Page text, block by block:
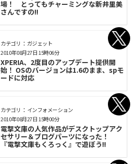
場！ とってもチャーミングな新井里美
さんですの!!
カテゴリ： ガジェット
XPERIA、2度目のアップデート提供開
始！ OSのバージョンは1.6のまま、spモ
ードに対応
2010年08月27日 15時06分
カテゴリ： インフォメーション
電撃文庫の人気作品がデスクトップアク
セサリー＆ブログパーツになった！
『電撃文庫もくろっく』で遊ぼう!!
2010年08月27日 15時00分